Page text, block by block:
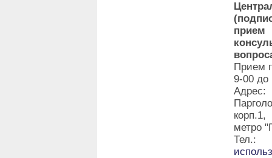
Прием
9-00 до
Адрес:
метро
Тел.: